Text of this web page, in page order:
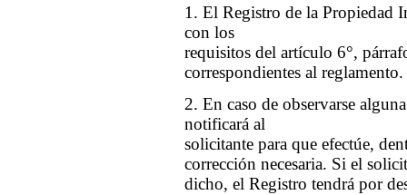
1. El Registro de la Propiedad
con los
requisitos del artículo 6°,
correspondientes al reglamento.
2. En caso de observarse
notificará al
solicitante para que efectúe,
corrección necesaria. Si el
dicho, el Registro tendrá por